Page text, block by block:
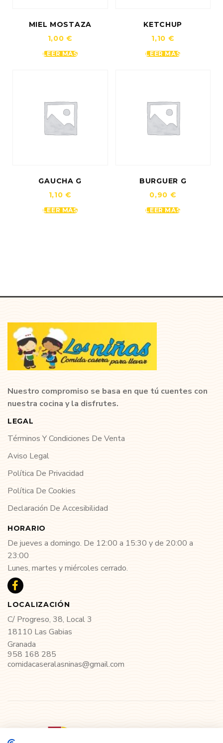
MIEL MOSTAZA
1,00€
LEER MÁS
KETCHUP
1,10 €
LEER MÁS
GAUCHA G
1,10€
LEER MÁS
BURGUER G
0,90 €
LEER MÁS
Nuestro compromiso se basa en que tú cuentes con
nuestra cocina y la disfrutes.
LEGAL
Términos Y Condiciones De Venta
Aviso Legal
Política De Privacidad
Política De Cookies
Declaración De Accesibilidad
HORARIO
De jueves a domingo. De 12:00 a 15:30 y de 20:00 a
23:00
Lunes, martes y miércoles cerrado.
LOCALIZACIÓN
C/ Progreso, 38, Local 3
18110 Las Gabias
Granada
958 168 285
comidacaseralasninas@gmail.com